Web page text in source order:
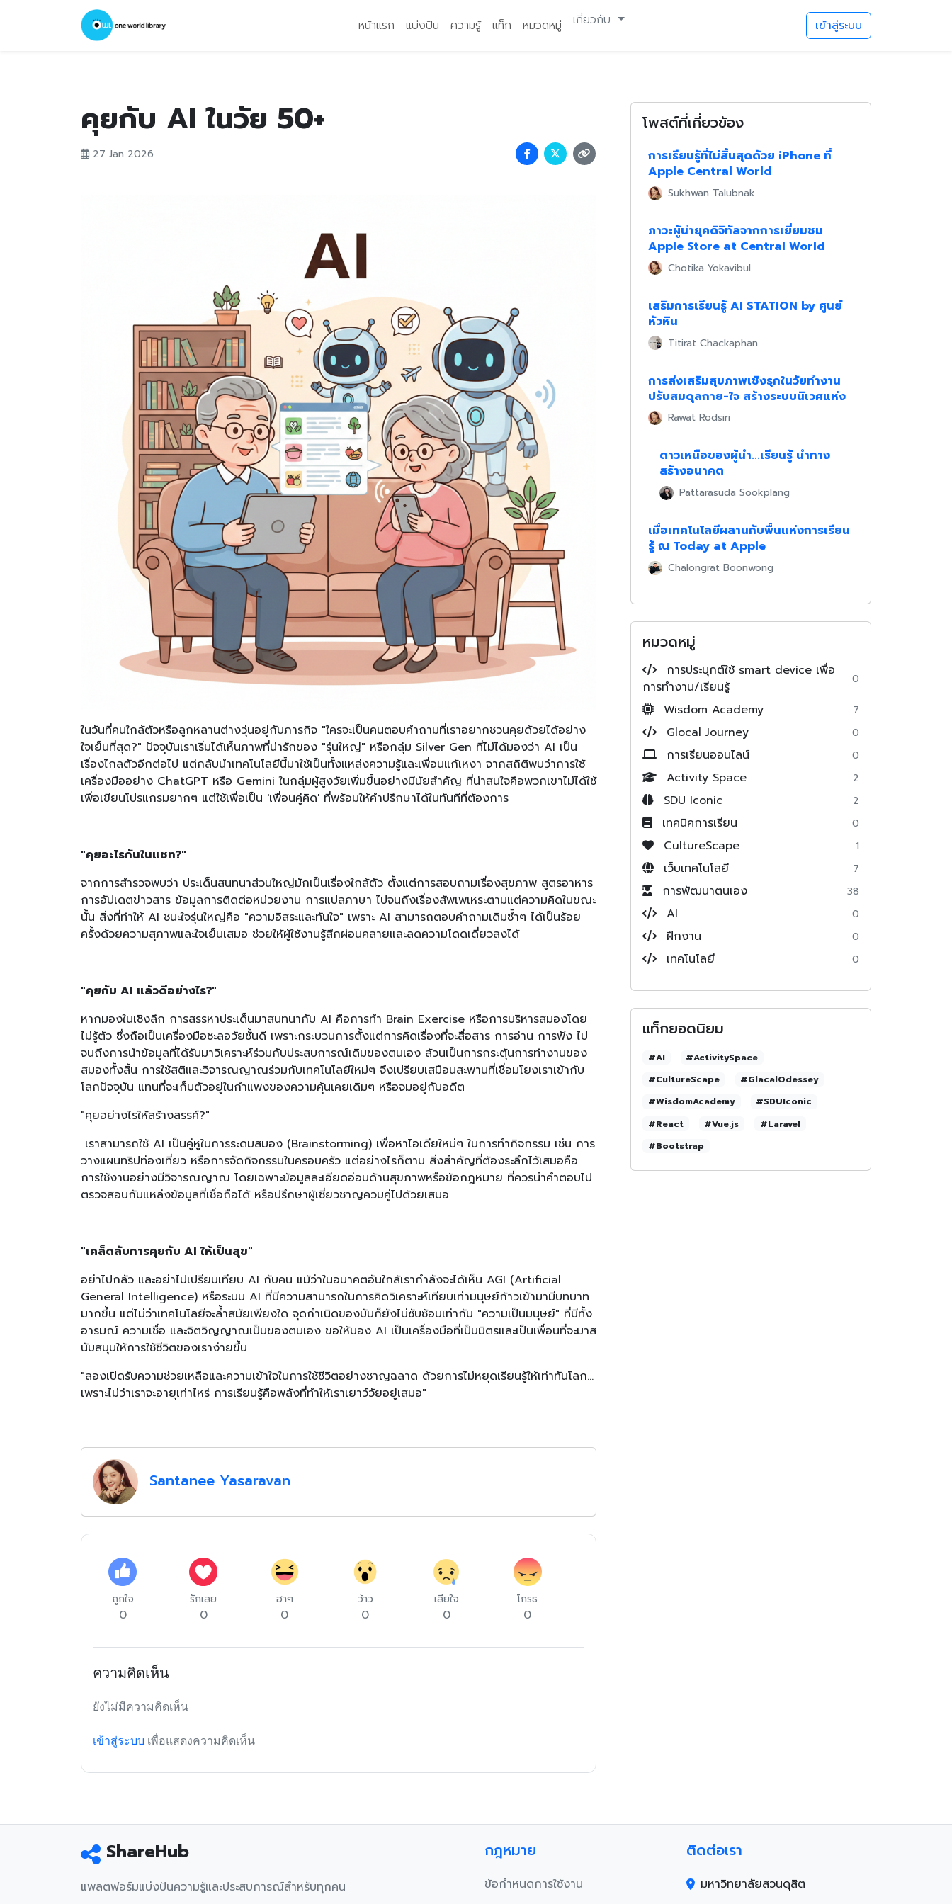
หน้าแรก แบ่งปัน ความรู้ แท็ก หมวดหมู่ เกี่ยวกับ เข้าสู่ระบบ
คุยกับ AI ในวัย 50+
27 Jan 2026
ในวันที่คนใกล้ตัวหรือลูกหลานต่างวุ่นอยู่กับภารกิจ "ใครจะเป็นคนตอบคำถามที่เราอยากชวนคุยด้วยได้อย่าง
ใจเย็นที่สุด?" ปัจจุบันเราเริ่มได้เห็นภาพที่น่ารักของ "รุ่นใหญ่" หรือกลุ่ม Silver Gen ที่ไม่ได้มองว่า AI เป็น
เรื่องไกลตัวอีกต่อไป แต่กลับนำเทคโนโลยีนี้มาใช้เป็นทั้งแหล่งความรู้และเพื่อนแก้เหงา จากสถิติพบว่าการใช้
เครื่องมืออย่าง ChatGPT หรือ Gemini ในกลุ่มผู้สูงวัยเพิ่มขึ้นอย่างมีนัยสำคัญ ที่น่าสนใจคือพวกเขาไม่ได้ใช้
เพื่อเขียนโปรแกรมยากๆ แต่ใช้เพื่อเป็น 'เพื่อนคู่คิด' ที่พร้อมให้คำปรึกษาได้ในทันทีที่ต้องการ
"คุยอะไรกันในแชท?"
จากการสำรวจพบว่า ประเด็นสนทนาส่วนใหญ่มักเป็นเรื่องใกล้ตัว ตั้งแต่การสอบถามเรื่องสุขภาพ สูตรอาหาร
การอัปเดตข่าวสาร ข้อมูลการติดต่อหน่วยงาน การแปลภาษา ไปจนถึงเรื่องสัพเพเหระตามแต่ความคิดในขณะ
นั้น สิ่งที่ทำให้ AI ชนะใจรุ่นใหญ่คือ "ความอิสระและทันใจ" เพราะ AI สามารถตอบคำถามเดิมซ้ำๆ ได้เป็นร้อย
ครั้งด้วยความสุภาพและใจเย็นเสมอ ช่วยให้ผู้ใช้งานรู้สึกผ่อนคลายและลดความโดดเดี่ยวลงได้
"คุยกับ AI แล้วดีอย่างไร?"
หากมองในเชิงลึก การสรรหาประเด็นมาสนทนากับ AI คือการทำ Brain Exercise หรือการบริหารสมองโดย
ไม่รู้ตัว ซึ่งถือเป็นเครื่องมือชะลอวัยชั้นดี เพราะกระบวนการตั้งแต่การคิดเรื่องที่จะสื่อสาร การอ่าน การฟัง ไป
จนถึงการนำข้อมูลที่ได้รับมาวิเคราะห์ร่วมกับประสบการณ์เดิมของตนเอง ล้วนเป็นการกระตุ้นการทำงานของ
สมองทั้งสิ้น การใช้สติและวิจารณญาณร่วมกับเทคโนโลยีใหม่ๆ จึงเปรียบเสมือนสะพานที่เชื่อมโยงเราเข้ากับ
โลกปัจจุบัน แทนที่จะเก็บตัวอยู่ในกำแพงของความคุ้นเคยเดิมๆ หรือจมอยู่กับอดีต
"คุยอย่างไรให้สร้างสรรค์?"
เราสามารถใช้ AI เป็นคู่หูในการระดมสมอง (Brainstorming) เพื่อหาไอเดียใหม่ๆ ในการทำกิจกรรม เช่น การ
วางแผนทริปท่องเที่ยว หรือการจัดกิจกรรมในครอบครัว แต่อย่างไรก็ตาม สิ่งสำคัญที่ต้องระลึกไว้เสมอคือ
การใช้งานอย่างมีวิจารณญาณ โดยเฉพาะข้อมูลละเอียดอ่อนด้านสุขภาพหรือข้อกฎหมาย ที่ควรนำคำตอบไป
ตรวจสอบกับแหล่งข้อมูลที่เชื่อถือได้ หรือปรึกษาผู้เชี่ยวชาญควบคู่ไปด้วยเสมอ
"เคล็ดลับการคุยกับ AI ให้เป็นสุข"
อย่าไปกลัว และอย่าไปเปรียบเทียบ AI กับคน แม้ว่าในอนาคตอันใกล้เรากำลังจะได้เห็น AGI (Artificial
General Intelligence) หรือระบบ AI ที่มีความสามารถในการคิดวิเคราะห์เทียบเท่ามนุษย์ก้าวเข้ามามีบทบาท
มากขึ้น แต่ไม่ว่าเทคโนโลยีจะล้ำสมัยเพียงใด จุดกำเนิดของมันก็ยังไม่ซับซ้อนเท่ากับ "ความเป็นมนุษย์" ที่มีทั้ง
อารมณ์ ความเชื่อ และจิตวิญญาณเป็นของตนเอง ขอให้มอง AI เป็นเครื่องมือที่เป็นมิตรและเป็นเพื่อนที่จะมาส
นับสนุนให้การใช้ชีวิตของเราง่ายขึ้น
"ลองเปิดรับความช่วยเหลือและความเข้าใจในการใช้ชีวิตอย่างชาญฉลาด ด้วยการไม่หยุดเรียนรู้ให้เท่าทันโลก...
เพราะไม่ว่าเราจะอายุเท่าไหร่ การเรียนรู้คือพลังที่ทำให้เราเยาว์วัยอยู่เสมอ"
Santanee Yasaravan
ถูกใจ
0
รักเลย
0
ฮาๆ
0
ว้าว
0
เสียใจ
0
โกรธ
0
ความคิดเห็น
ยังไม่มีความคิดเห็น
เข้าสู่ระบบ เพื่อแสดงความคิดเห็น
โพสต์ที่เกี่ยวข้อง
การเรียนรู้ที่ไม่สิ้นสุดด้วย iPhone ที่
Apple Central World
Sukhwan Talubnak
ภาวะผู้นำยุคดิจิทัลจากการเยี่ยมชม
Apple Store at Central World
Chotika Yokavibul
เสริมการเรียนรู้ AI STATION by ศูนย์
หัวหิน
Titirat Chackaphan
การส่งเสริมสุขภาพเชิงรุกในวัยทำงาน
ปรับสมดุลกาย-ใจ สร้างระบบนิเวศแห่ง
ความสุขในองค์กร
Rawat Rodsiri
ดาวเหนือของผู้นำ...เรียนรู้ นำทาง
สร้างอนาคต
Pattarasuda Sookplang
เมื่อเทคโนโลยีผสานกับพื้นแห่งการเรียน
รู้ ณ Today at Apple
Chalongrat Boonwong
หมวดหมู่
การประบุกต์ใช้ smart device เพื่อ
การทำงาน/เรียนรู้
0
Wisdom Academy 7
Glocal Journey 0
การเรียนออนไลน์ 0
Activity Space 2
SDU Iconic 2
เทคนิคการเรียน 0
CultureScape 1
เว็บเทคโนโลยี 7
การพัฒนาตนเอง 38
AI 0
ฝึกงาน 0
เทคโนโลยี 0
แท็กยอดนิยม
#AI
#ActivitySpace
#CultureScape
#GlacalOdessey
#WisdomAcademy
#SDUIconic
#React
#Vue.js
#Laravel
#Bootstrap
ShareHub
แพลตฟอร์มแบ่งปันความรู้และประสบการณ์สำหรับทุกคน
กฎหมาย
ข้อกำหนดการใช้งาน
ติดต่อเรา
มหาวิทยาลัยสวนดุสิต